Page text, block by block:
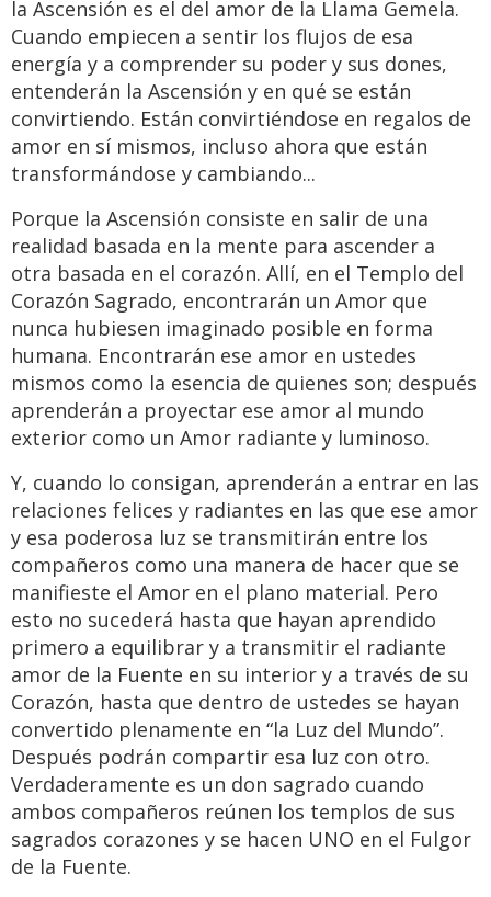
la Ascensión es el del amor de la Llama Gemela.
Cuando empiecen a sentir los flujos de esa
energía y a comprender su poder y sus dones,
entenderán la Ascensión y en qué se están
convirtiendo. Están convirtiéndose en regalos de
amor en sí mismos, incluso ahora que están
transformándose y cambiando...
Porque la Ascensión consiste en salir de una
realidad basada en la mente para ascender a
otra basada en el corazón. Allí, en el Templo del
Corazón Sagrado, encontrarán un Amor que
nunca hubiesen imaginado posible en forma
humana. Encontrarán ese amor en ustedes
mismos como la esencia de quienes son; después
aprenderán a proyectar ese amor al mundo
exterior como un Amor radiante y luminoso.
Y, cuando lo consigan, aprenderán a entrar en las
relaciones felices y radiantes en las que ese amor
y esa poderosa luz se transmitirán entre los
compañeros como una manera de hacer que se
manifieste el Amor en el plano material. Pero
esto no sucederá hasta que hayan aprendido
primero a equilibrar y a transmitir el radiante
amor de la Fuente en su interior y a través de su
Corazón, hasta que dentro de ustedes se hayan
convertido plenamente en “la Luz del Mundo”.
Después podrán compartir esa luz con otro.
Verdaderamente es un don sagrado cuando
ambos compañeros reúnen los templos de sus
sagrados corazones y se hacen UNO en el Fulgor
de la Fuente.